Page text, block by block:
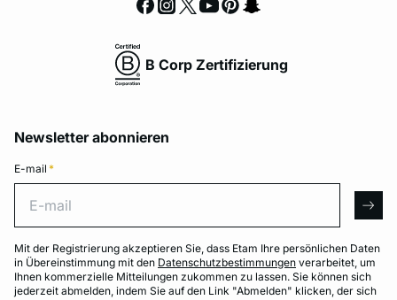
B Corp Zertifizierung
Newsletter abonnieren
E-mail *
Mit der Registrierung akzeptieren Sie, dass Etam Ihre persönlichen Daten
in Übereinstimmung mit den Datenschutzbestimmungen verarbeitet, um
Ihnen kommerzielle Mitteilungen zukommen zu lassen. Sie können sich
jederzeit abmelden, indem Sie auf den Link "Abmelden" klicken, der sich